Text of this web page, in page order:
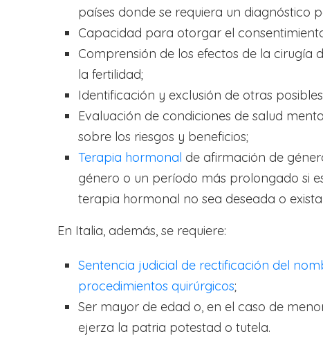
países donde se requiera un diagnóstico
Capacidad para otorgar el
Comprensión de los efectos de la
la fertilidad;
Identificación y exclusión de otras
Evaluación de condiciones de salud
sobre los riesgos y beneficios;
Terapia hormonal de afirmación de
género o un período más prolongado si
terapia hormonal no sea deseada o
En Italia, además, se requiere:
Sentencia judicial de rectificación del
procedimientos quirúrgicos;
Ser mayor de edad o, en el caso de
ejerza la patria potestad o tutela.